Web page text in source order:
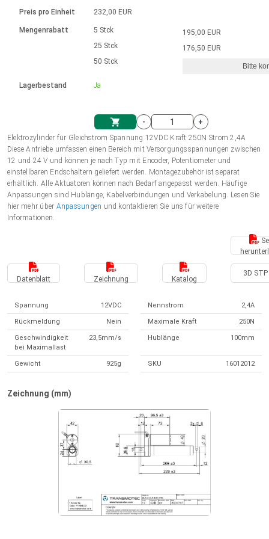
Einheitssystem
Einkaufswagen
Hubmagnete
230 - 50 Hz | 110 - 60 Hz
Drehzahlregelung für die AIS-Serie
Bürstenlose Gleichstrommotoren
mit Planetengetriebe und internem
Ø 28-42| 1-1400 rpm | <= 290Ncm
Bürstenlose DC Motor Controller
Gleichstrommotoren mit
Schneckengetriebe und Bürsten
Ø43-124mm | 31-425rpm | ≤ 41Nm
Treiber für Gleichstrommotoren mit
Synchron-Asynchron | für 1-4 Elektrozylinder
Synchron-Asynchron | für 1-4 Elektrozylinder
Français (EUR)
Polski (EUR)
Norsk (NOK)
Suomi (EUR)
Preis pro Einheit
Mengenrabatt
Lagerbestand
232,00 EUR
5 Stck
25 Stck
50 Stck
Ja
195,00 EUR
176,50 EUR
Bitte
-
+
Elektrozylinder für Gleichstrom Spannung 12VDC Kraft 250N Strom 2,4A
Diese Antriebe umfassen einen Bereich mit Versorgungsspannungen zwischen
12 und 24 V und können je nach Typ mit Encoder, Potentiometer und
einstellbaren Endschaltern geliefert werden. Montagezubehör ist separat
erhältlich. Alle Aktuatoren können nach Bedarf angepasst werden. Häufige
Anpassungen sind Hublänge, Kabelverbindungen und Verkabelung. Lesen Sie
hier mehr über Anpassungen und kontaktieren Sie uns für weitere
Informationen.
Datenblatt Zeichnung Katalog
3D STP
Spannung 12VDC Nennstrom 2,4A
Rückmeldung Nein Maximale Kraft 250N
Geschwindigkeit
bei Maximallast
23,5mm/s Hublänge 100mm
Gewicht 925g SKU 16012012
Zeichnung (mm)